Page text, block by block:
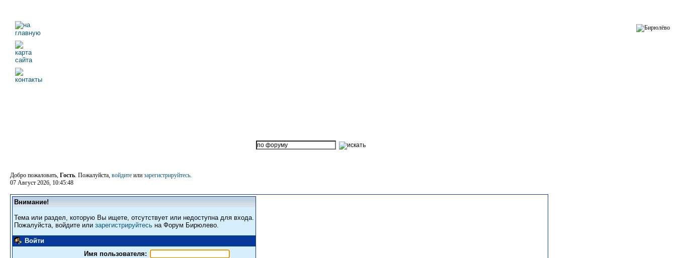
Добро пожаловать, Гость. Пожалуйста, войдите или зарегистрируйтесь.
07 Август 2026, 10:45:48
Внимание!
Тема или раздел, которую Вы ищете, отсутствует или недоступна для входа.
Пожалуйста, войдите или зарегистрируйтесь на Форум Бирюлево.
Войти
Имя пользователя: